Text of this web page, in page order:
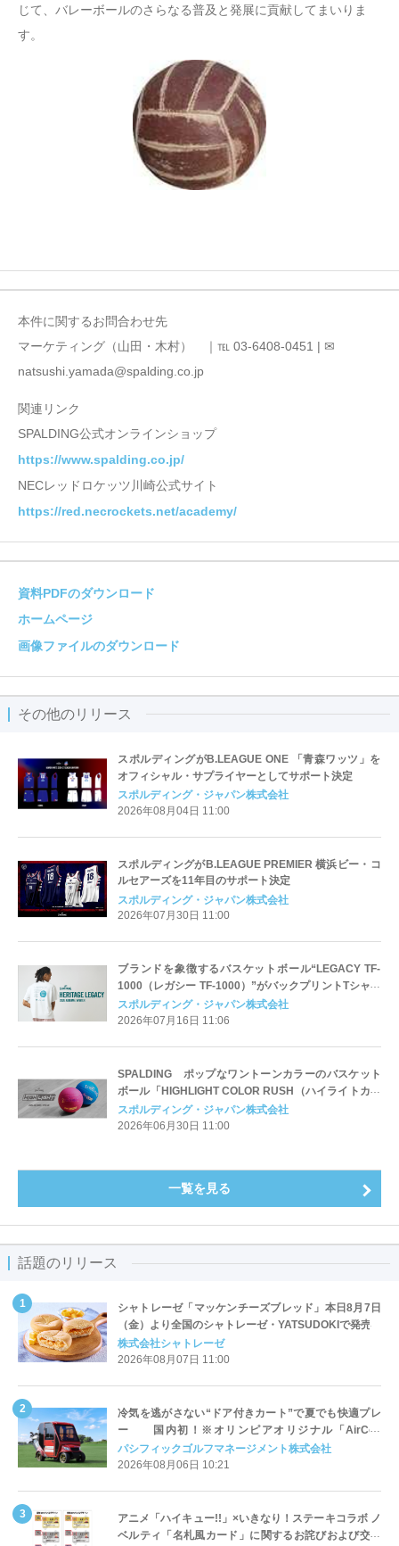
じて、バレーボールのさらなる普及と発展に貢献してまいりま
す。
本件に関するお問合わせ先
マーケティング（山田・木村） ｜℡ 03-6408-0451 | ✉
natsushi.yamada@spalding.co.jp
関連リンク
SPALDING公式オンラインショップ
https://www.spalding.co.jp/
NECレッドロケッツ川崎公式サイト
https://red.necrockets.net/academy/
資料PDFのダウンロード
ホームページ
画像ファイルのダウンロード
その他のリリース
スポルディングがB.LEAGUE ONE 「青森ワッツ」を
オフィシャル・サプライヤーとしてサポート決定
スポルディング・ジャパン株式会社
2026年08月04日 11:00
スポルディングがB.LEAGUE PREMIER 横浜ビー・コ
ルセアーズを11年目のサポート決定
スポルディング・ジャパン株式会社
2026年07月30日 11:00
ブランドを象徴するバスケットボール“LEGACY TF-
1000（レガシー TF-1000）”がバックプリントTシャツ
として初登場
スポルディング・ジャパン株式会社
2026年07月16日 11:06
SPALDING ポップなワントーンカラーのバスケット
ボール「HIGHLIGHT COLOR RUSH（ハイライトカラ
ーラッシュ）」が登場
スポルディング・ジャパン株式会社
2026年06月30日 11:00
一覧を見る
話題のリリース
シャトレーゼ「マッケンチーズブレッド」本日8月7日
（金）より全国のシャトレーゼ・YATSUDOKIで発売
株式会社シャトレーゼ
2026年08月07日 11:00
冷気を逃がさない“ドア付きカート”で夏でも快適プレ
ー 国内初！※オリンピアオリジナル「AirCon
Cart（エアコンカート）」導入 | ＰＧＭ
パシフィックゴルフマネージメント株式会社
2026年08月06日 10:21
アニメ「ハイキュー!!」×いきなり！ステーキコラボ ノ
ベルティ「名札風カード」に関するお詫びおよび交換